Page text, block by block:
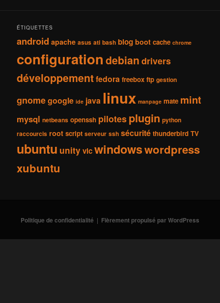
ÉTIQUETTES
android apache asus ati bash blog boot cache chrome
configurationdebiandrivers
développementfedora freebox ftp gestion
gnomegoogle ide java linux manpage mate mint
mysql netbeans openssh pilotesplugin python
raccourcis root script serveur ssh sécurité thunderbird TV
ubuntu unityvlcwindowswordpress
xubuntu
Politique de confidentialité Fièrement propulsé par WordPress